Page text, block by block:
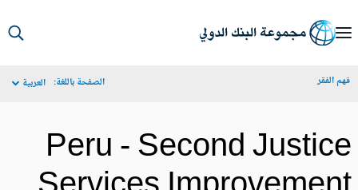
الفقر الصفحة باللغة: العربية
Peru - Second